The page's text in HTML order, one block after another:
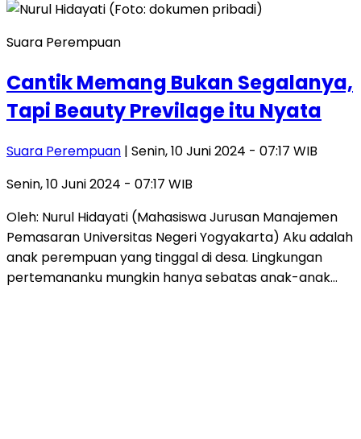
Suara Perempuan
Cantik Memang Bukan Segalanya,
Tapi Beauty Previlage itu Nyata
Suara Perempuan | Senin, 10 Juni 2024 - 07:17 WIB
Senin, 10 Juni 2024 - 07:17 WIB
Oleh: Nurul Hidayati (Mahasiswa Jurusan Manajemen
Pemasaran Universitas Negeri Yogyakarta) Aku adalah
anak perempuan yang tinggal di desa. Lingkungan
pertemananku mungkin hanya sebatas anak-anak…